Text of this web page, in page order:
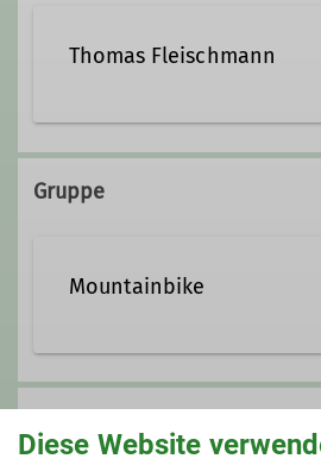
Thomas Fleischmann
Gruppe
Mountainbike
Die
gleichgesinnte Biker
versiegelter Straßen
Diese Website